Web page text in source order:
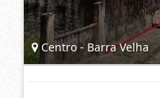
Centro - Barra Velha